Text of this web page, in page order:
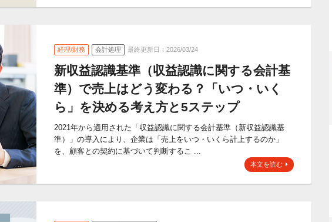
経理/財務 会計処理 最終更新日：2026/03/24
新収益認識基準（収益認識に関する会計基
準）で売上はどう変わる？「いつ・いく
ら」を決める考え方と5ステップ
2021年から適用された「収益認識に関する会計基準（新収益認識基
準）」の導入により、企業は「売上をいつ・いくら計上するのか」
を、顧客との契約に基づいて判断するこ ...
本文を読む